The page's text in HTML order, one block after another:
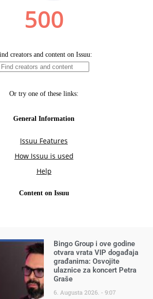
Bingo Group i ove godine
otvara vrata VIP događaja
građanima: Osvojite
ulaznice za koncert Petra
Graše
6. Augusta 2026. 9:07